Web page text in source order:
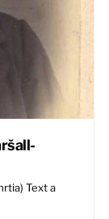
Text a